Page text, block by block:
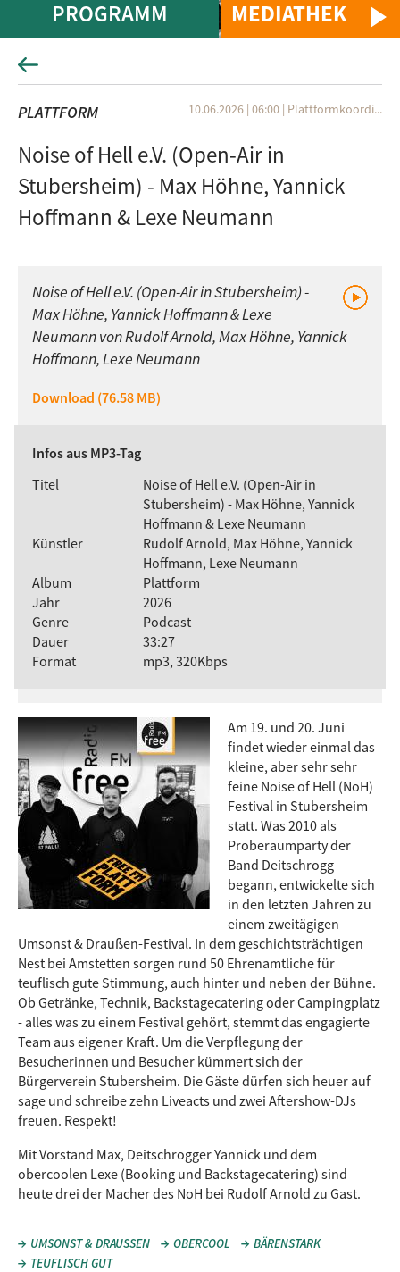
MEDIATHEK
PROGRAMM
PLATTFORM 10.06.2026 | 06:00 | Plattformkoordi...
Noise of Hell e.V. (Open-Air in
Stubersheim) - Max Höhne, Yannick
Hoffmann & Lexe Neumann
Noise of Hell e.V. (Open-Air in Stubersheim) -
Max Höhne, Yannick Hoffmann & Lexe
Neumann von Rudolf Arnold, Max Höhne, Yannick
Hoffmann, Lexe Neumann
Download (76.58 MB)
Infos aus MP3-Tag
Titel
Noise of Hell e.V. (Open-Air in
Stubersheim) - Max Höhne, Yannick
Hoffmann & Lexe Neumann
Künstler
Rudolf Arnold, Max Höhne, Yannick
Hoffmann, Lexe Neumann
Album
Plattform
Jahr
2026
Genre
Podcast
Dauer
33:27
Format
mp3, 320Kbps
Am 19. und 20. Juni
findet wieder einmal das
kleine, aber sehr sehr
feine Noise of Hell (NoH)
Festival in Stubersheim
statt. Was 2010 als
Proberaumparty der
Band Deitschrogg
begann, entwickelte sich
in den letzten Jahren zu
einem zweitägigen
Umsonst & Draußen-Festival. In dem geschichtsträchtigen
Nest bei Amstetten sorgen rund 50 Ehrenamtliche für
teuflisch gute Stimmung, auch hinter und neben der Bühne.
Ob Getränke, Technik, Backstagecatering oder Campingplatz
- alles was zu einem Festival gehört, stemmt das engagierte
Team aus eigener Kraft. Um die Verpflegung der
Besucherinnen und Besucher kümmert sich der
Bürgerverein Stubersheim. Die Gäste dürfen sich heuer auf
sage und schreibe zehn Liveacts und zwei Aftershow-DJs
freuen. Respekt!
Mit Vorstand Max, Deitschrogger Yannick und dem
obercoolen Lexe (Booking und Backstagecatering) sind
heute drei der Macher des NoH bei Rudolf Arnold zu Gast.
UMSONST & DRAUSSEN OBERCOOL
BÄRENSTARK
TEUFLISCH GUT